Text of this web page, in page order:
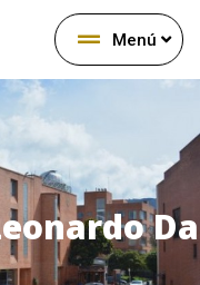
Menú
Da